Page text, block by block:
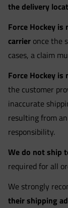
the delivery
Force Hockey
carrier once the
cases, a claim
Force Hockey
the customer
inaccurate
resulting from
responsibility.
We do not ship
required for all
We strongly
their shipping